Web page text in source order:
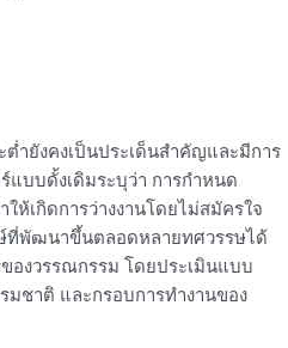
ำยังคงเป็นประเด็นสำคัญและมีการ
แบบดั้งเดิมระบุว่า การกำหนด
ห้เกิดการว่างงานโดยไม่สมัครใจ
ษ์ที่พัฒนาขึ้นตลอดหลายทศวรรษได้
องวรรณกรรม โดยประเมินแบบ
มชาติ และกรอบการทำงานของ